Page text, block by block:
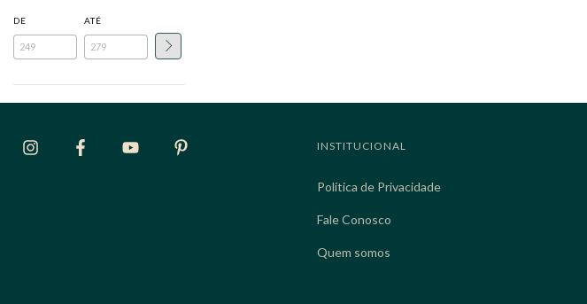
DE ATÉ
INSTITUCIONAL
Política de Privacidade
Fale Conosco
Quem somos